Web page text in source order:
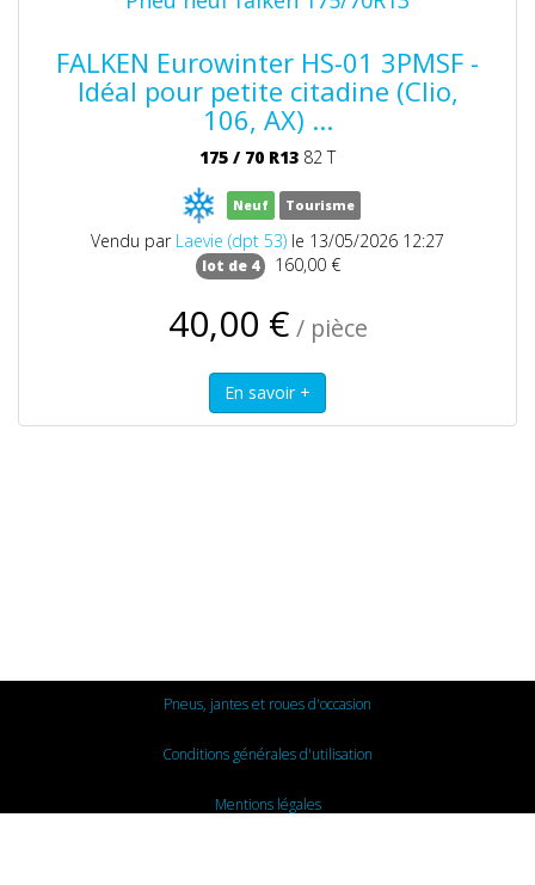
FALKEN Eurowinter HS-01 3PMSF -
Idéal pour petite citadine (Clio,
106, AX) ...
175 / 70 R13 82 T
Neuf Tourisme
Vendu par Laevie (dpt 53) le 13/05/2026 12:27
lot de 4 160,00 €
40,00 € / pièce
Pneus, jantes et roues d'occasion
Conditions générales d'utilisation
Mentions légales